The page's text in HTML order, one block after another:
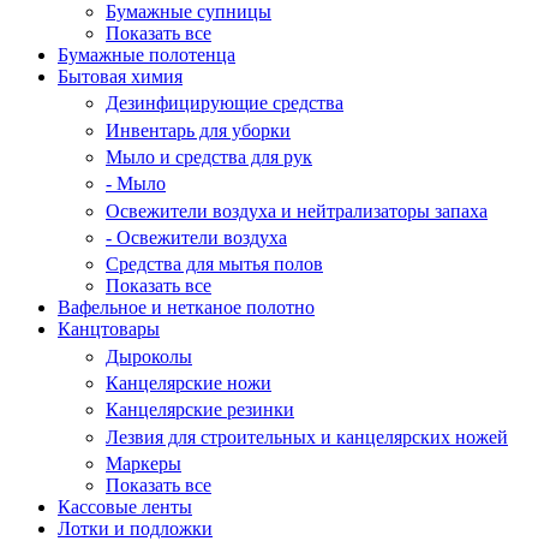
Бумажные супницы
Показать все
Бумажные полотенца
Бытовая химия
Дезинфицирующие средства
Инвентарь для уборки
Мыло и средства для рук
- Мыло
Освежители воздуха и нейтрализаторы запаха
- Освежители воздуха
Средства для мытья полов
Показать все
Вафельное и нетканое полотно
Канцтовары
Дыроколы
Канцелярские ножи
Канцелярские резинки
Лезвия для строительных и канцелярских ножей
Маркеры
Показать все
Кассовые ленты
Лотки и подложки